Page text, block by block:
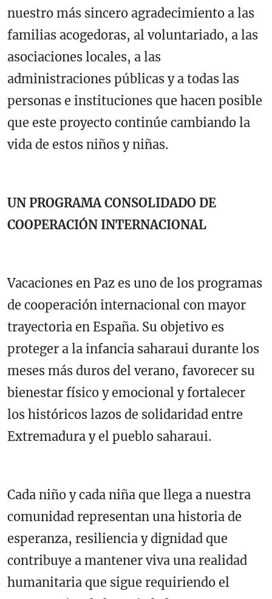
nuestro más sincero agradecimiento a las
familias acogedoras, al voluntariado, a las
asociaciones locales, a las
administraciones públicas y a todas las
personas e instituciones que hacen posible
que este proyecto continúe cambiando la
vida de estos niños y niñas.
UN PROGRAMA CONSOLIDADO DE
COOPERACIÓN INTERNACIONAL
Vacaciones en Paz es uno de los programas
de cooperación internacional con mayor
trayectoria en España. Su objetivo es
proteger a la infancia saharaui durante los
meses más duros del verano, favorecer su
bienestar físico y emocional y fortalecer
los históricos lazos de solidaridad entre
Extremadura y el pueblo saharaui.
Cada niño y cada niña que llega a nuestra
comunidad representan una historia de
esperanza, resiliencia y dignidad que
contribuye a mantener viva una realidad
humanitaria que sigue requiriendo el